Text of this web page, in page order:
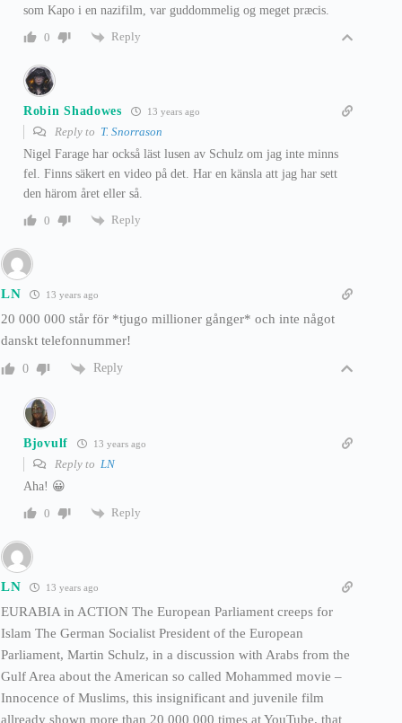
som Kapo i en nazifilm, var guddommelig og meget præcis.
0
Reply
Robin Shadowes 13 years ago
Reply to T. Snorrason
Nigel Farage har också läst lusen av Schulz om jag inte minns
fel. Finns säkert en video på det. Har en känsla att jag har sett
den härom året eller så.
0
Reply
LN 13 years ago
20 000 000 står för *tjugo millioner gånger* och inte något
danskt telefonnummer!
0 Reply
Bjovulf 13 years ago
Reply to LN
Aha! 😀
0
Reply
LN 13 years ago
EURABIA in ACTION The European Parliament creeps for
Islam The German Socialist President of the European
Parliament, Martin Schulz, in a discussion with Arabs from the
Gulf Area about the American so called Mohammed movie –
Innocence of Muslims, this insignificant and juvenile film
allready shown more than 20 000 000 times at YouTube. that